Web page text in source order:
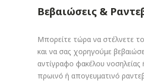
Βεβαιώσεις &
Μπορείτε τώρα να στέλνετε
και να σας χορηγούμε
αντίγραφο φακέλου νοσηλείας
πρωινό ή απογευματινό